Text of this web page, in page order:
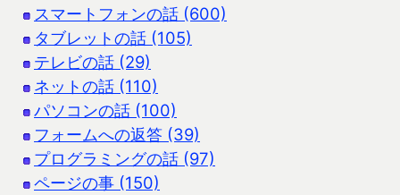
スマートフォンの話 (600)
タブレットの話 (105)
テレビの話 (29)
ネットの話 (110)
パソコンの話 (100)
フォームへの返答 (39)
プログラミングの話 (97)
ページの事 (150)